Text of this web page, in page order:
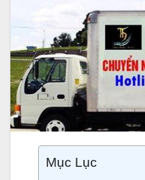
Mục Lục